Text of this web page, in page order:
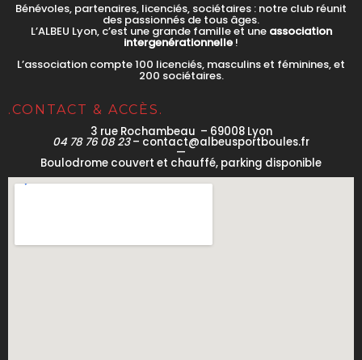
Bénévoles, partenaires, licenciés, sociétaires : notre club réunit
des passionnés de tous âges.
L’ALBEU Lyon, c’est une grande famille et une association
intergenérationnelle !
L’association compte 100 licenciés, masculins et féminines, et
200 sociétaires.
.CONTACT & ACCÈS.
3 rue Rochambeau – 69008 Lyon
04 78 76 08 23– contact@albeusportboules.fr
—
Boulodrome couvert et chauffé, parking disponible